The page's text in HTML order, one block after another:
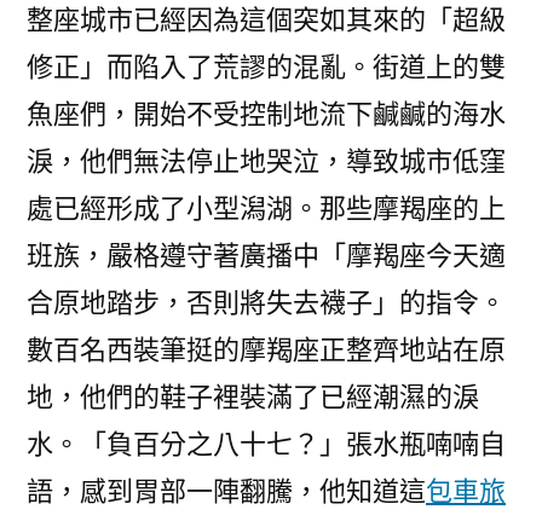
整座城市已經因為這個突如其來的「超級
修正」而陷入了荒謬的混亂。街道上的雙
魚座們，開始不受控制地流下鹹鹹的海水
淚，他們無法停止地哭泣，導致城市低窪
處已經形成了小型潟湖。那些摩羯座的上
班族，嚴格遵守著廣播中「摩羯座今天適
合原地踏步，否則將失去襪子」的指令。
數百名西裝筆挺的摩羯座正整齊地站在原
地，他們的鞋子裡裝滿了已經潮濕的淚
水。「負百分之八十七？」張水瓶喃喃自
語，感到胃部一陣翻騰，他知道這包車旅